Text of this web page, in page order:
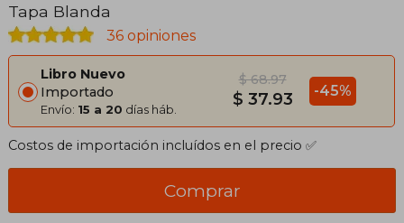
Tapa Blanda
36 opiniones
Libro Nuevo
Importado
Envío: 15 a 20 días háb.
$ 68.97
$ 37.93 -45%
Costos de importación incluídos en el precio ✅
Comprar